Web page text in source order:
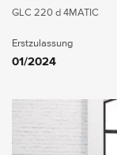
GLC 220 d 4MATIC
Erstzulassung
01/2024